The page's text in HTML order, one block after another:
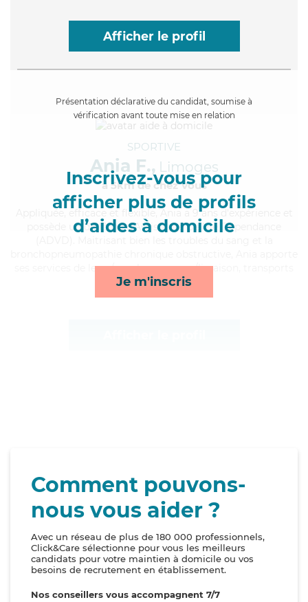
Afficher le profil
Présentation déclarative du candidat, soumise à
vérification avant toute mise en relation
Inscrivez-vous pour
afficher plus de profils
d’aides à domicile
Je m'inscris
SPORTIVE
Ania F., Limoges
à 5km de chez Vous
, efficace et flexible, Ania a 9 ans d'expérience et
possède un diplôme d'Assistante De Vie Dépendance
ses services de lever/coucher, courses/livraison, transports
et surveillance de nuit*
Comment pouvons-
nous vous aider ?
Avec un réseau de plus de 180 000 professionnels,
Click&Care sélectionne pour vous les meilleurs
candidats pour votre maintien à domicile ou vos
besoins de recrutement en établissement.
Nos conseillers vous accompagnent 7/7